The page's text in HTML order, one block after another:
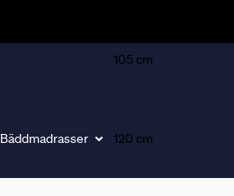
Bäddmadrasser
105 cm
120 cm